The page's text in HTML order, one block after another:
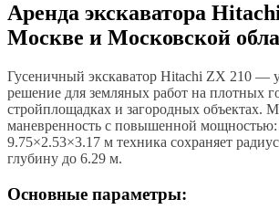
Аренда экскаватора
Москве и Московской
Гусеничный экскаватор Hitachi ZX 210 —
решение для земляных работ на плотных
стройплощадках и загородных объектах.
маневренность с повышенной мощностью:
9.75×2.53×3.17 м техника сохраняет
глубину до 6.29 м.
Основные параметры: